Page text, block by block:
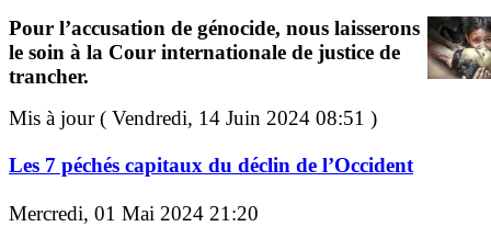
Pour l’accusation de génocide, nous laisserons
le soin à la Cour internationale de justice de
trancher.
Mis à jour ( Vendredi, 14 Juin 2024 08:51 )
Les 7 péchés capitaux du déclin de l’Occident
Mercredi, 01 Mai 2024 21:20